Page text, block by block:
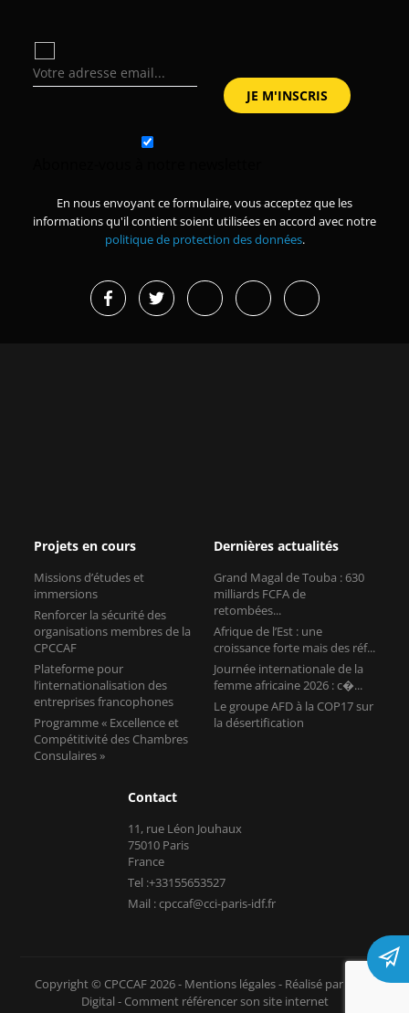
En nous envoyant ce formulaire, vous acceptez que les
informations qu'il contient soient utilisées en accord avec notre
politique de protection des données.
Projets en cours
Missions d’études et
immersions
Renforcer la sécurité des
organisations membres de la
CPCCAF
Plateforme pour
l’internationalisation des
entreprises francophones
Programme « Excellence et
Compétitivité des Chambres
Consulaires »
Dernières actualités
Grand Magal de Touba : 630
milliards FCFA de
retombées...
Afrique de l’Est : une
croissance forte mais des réf...
Journée internationale de la
femme africaine 2026 : c�...
Le groupe AFD à la COP17 sur
la désertification
Contact
11, rue Léon Jouhaux
75010 Paris
France
Tel :+33155653527
Mail : cpccaf@cci-paris-idf.fr
Copyright © CPCCAF 2026 - Mentions légales- Réalisé par Tokiz
Digital - Comment référencer son site internet